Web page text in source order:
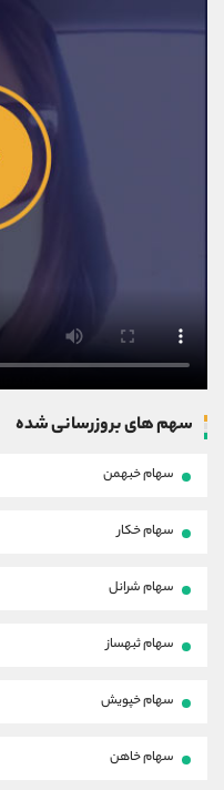
سهم های بروزرسانی شده
سهام خبهمن
سهام خکار
سهام شرانل
سهام ثبهساز
سهام خپویش
سهام خاهن